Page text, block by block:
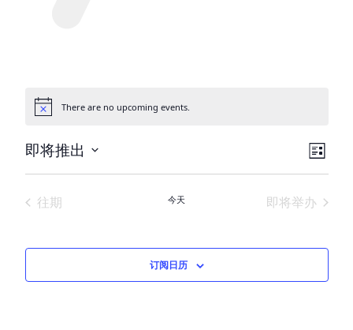
通
There are no upcoming events.
视
图
导
活
动
视
图
航
列
表
即将推出
选
日 往期活动 今天 即将举办的活动
订阅日历